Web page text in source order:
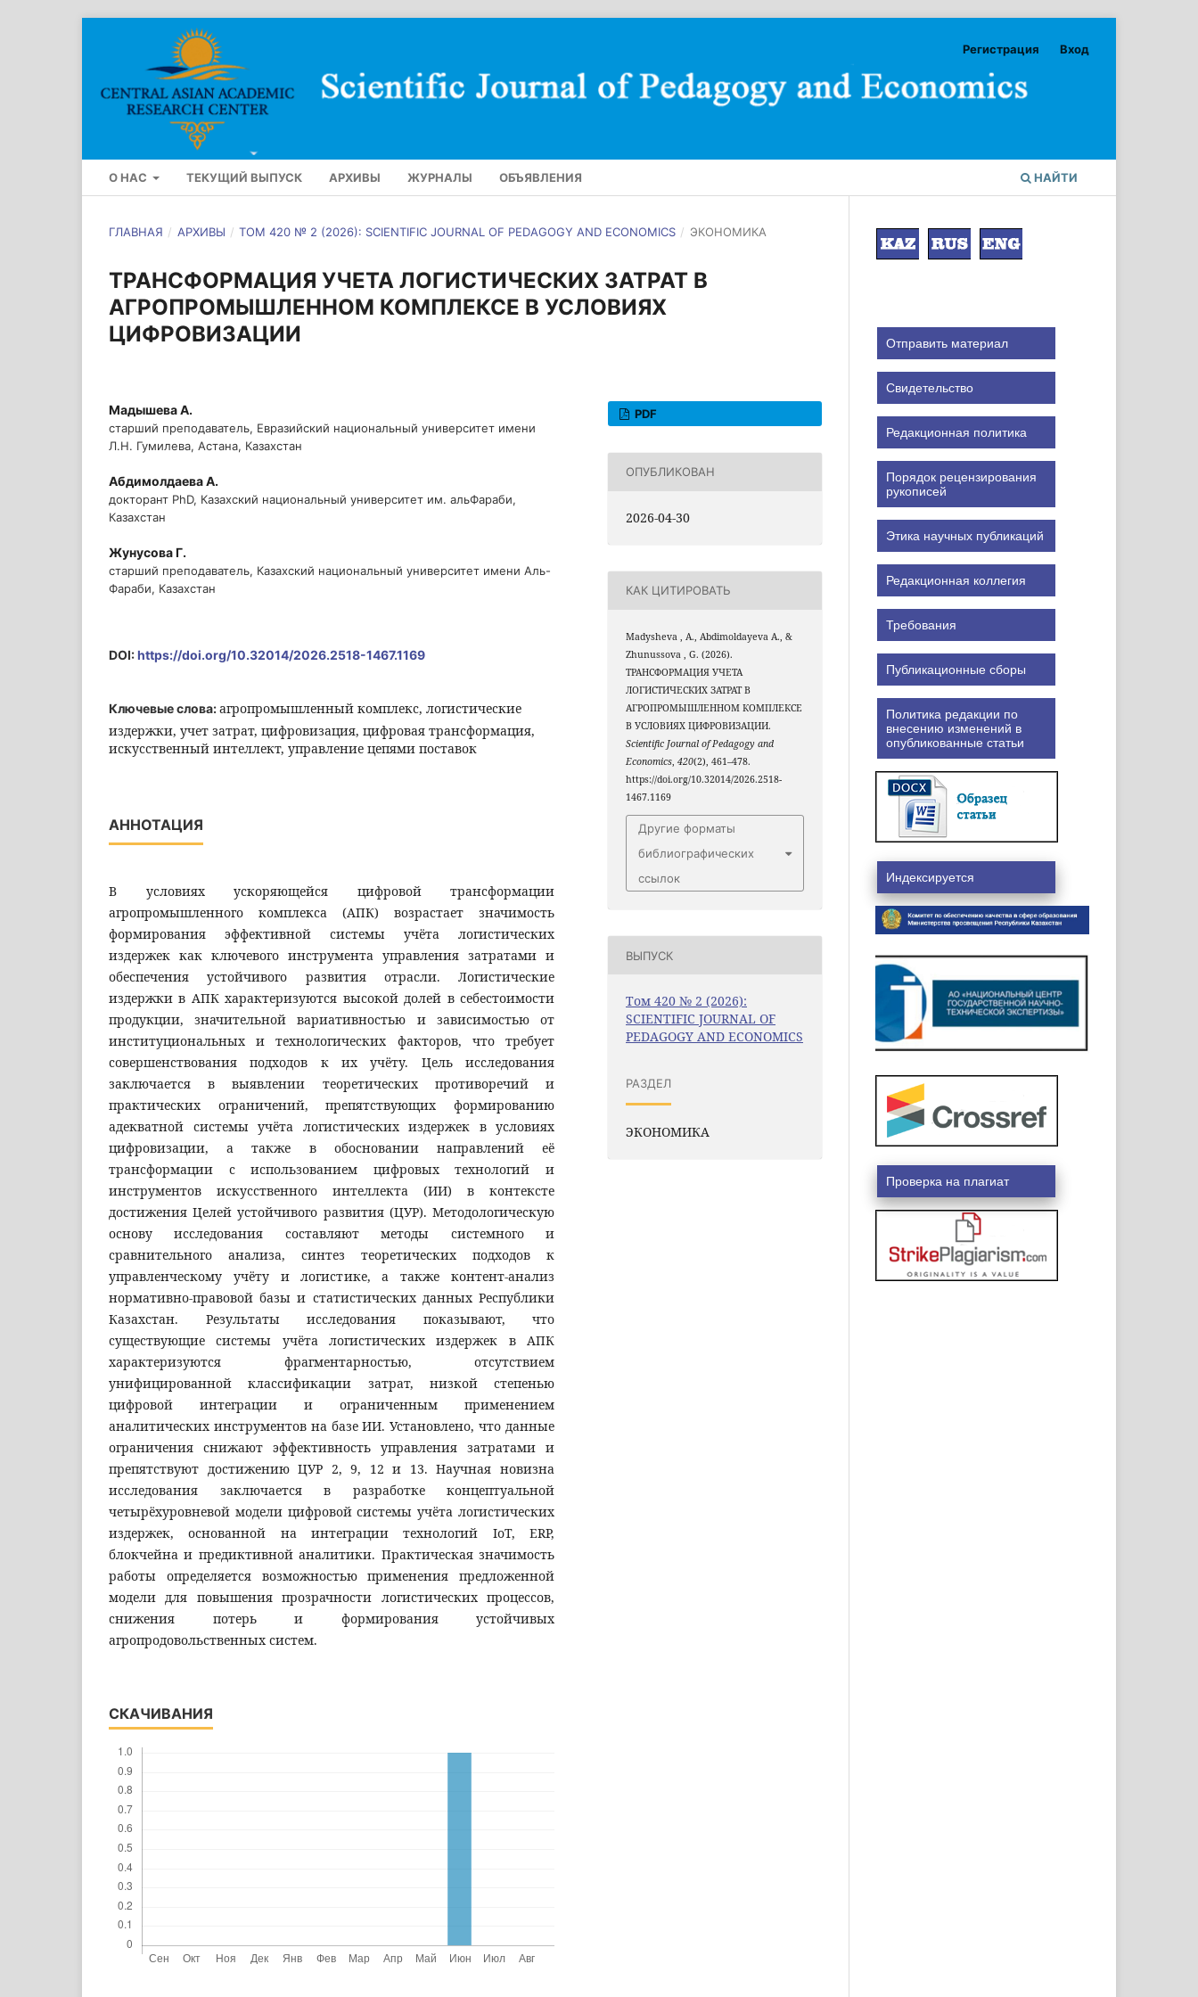
О НАС ТЕКУЩИЙ ВЫПУСК АРХИВЫ ЖУРНАЛЫ ОБЪЯВЛЕНИЯ НАЙТИ
Регистрация Вход
ГЛАВНАЯ / АРХИВЫ / ТОМ 420 № 2 (2026): SCIENTIFIC JOURNAL OF PEDAGOGY AND ECONOMICS / ЭКОНОМИКА
ТРАНСФОРМАЦИЯ УЧЕТА ЛОГИСТИЧЕСКИХ ЗАТРАТ В
АГРОПРОМЫШЛЕННОМ КОМПЛЕКСЕ В УСЛОВИЯХ
ЦИФРОВИЗАЦИИ
Мадышева А.
старший преподаватель, Евразийский национальный университет имени
Л.Н. Гумилева, Астана, Казахстан
Абдимолдаева А.
докторант PhD, Казахский национальный университет им. альФараби,
Казахстан
Жунусова Г.
старший преподаватель, Казахский национальный университет имени Аль-
Фараби, Казахстан
DOI:https://doi.org/10.32014/2026.2518-1467.1169
Ключевые слова:агропромышленный комплекс, логистические
издержки, учет затрат, цифровизация, цифровая трансформация,
искусственный интеллект, управление цепями поставок
АННОТАЦИЯ
В условиях ускоряющейся цифровой трансформации
агропромышленного комплекса (АПК) возрастает значимость
формирования эффективной системы учёта логистических
издержек как ключевого инструмента управления затратами и
обеспечения устойчивого развития отрасли. Логистические
издержки в АПК характеризуются высокой долей в себестоимости
продукции, значительной вариативностью и зависимостью от
институциональных и технологических факторов, что требует
совершенствования подходов к их учёту. Цель исследования
заключается в выявлении теоретических противоречий и
практических ограничений, препятствующих формированию
адекватной системы учёта логистических издержек в условиях
цифровизации, а также в обосновании направлений её
трансформации с использованием цифровых технологий и
инструментов искусственного интеллекта (ИИ) в контексте
достижения Целей устойчивого развития (ЦУР). Методологическую
основу исследования составляют методы системного и
сравнительного анализа, синтез теоретических подходов к
управленческому учёту и логистике, а также контент-анализ
нормативно-правовой базы и статистических данных Республики
Казахстан. Результаты исследования показывают, что
существующие системы учёта логистических издержек в АПК
характеризуются фрагментарностью, отсутствием
унифицированной классификации затрат, низкой степенью
цифровой интеграции и ограниченным применением
аналитических инструментов на базе ИИ. Установлено, что данные
ограничения снижают эффективность управления затратами и
препятствуют достижению ЦУР 2, 9, 12 и 13. Научная новизна
исследования заключается в разработке концептуальной
четырёхуровневой модели цифровой системы учёта логистических
издержек, основанной на интеграции технологий IoT, ERP,
блокчейна и предиктивной аналитики. Практическая значимость
работы определяется возможностью применения предложенной
модели для повышения прозрачности логистических процессов,
снижения потерь и формирования устойчивых
агропродовольственных систем.
СКАЧИВАНИЯ
PDF
ОПУБЛИКОВАН
2026-04-30
КАК ЦИТИРОВАТЬ
Madysheva , A., Abdimoldayeva А., &
Zhunussova , G. (2026).
ТРАНСФОРМАЦИЯ УЧЕТА
ЛОГИСТИЧЕСКИХ ЗАТРАТ В
АГРОПРОМЫШЛЕННОМ КОМПЛЕКСЕ
В УСЛОВИЯХ ЦИФРОВИЗАЦИИ.
Scientific Journal of Pedagogy and
Economics,420(2), 461–478.
https://doi.org/10.32014/2026.2518-
1467.1169
Другие форматы
библиографических
ссылок
ВЫПУСК
Том 420 № 2 (2026):
SCIENTIFIC JOURNAL OF
PEDAGOGY AND ECONOMICS
РАЗДЕЛ
ЭКОНОМИКА
Отправить материал
Свидетельство
Редакционная политика
Порядок рецензирования
рукописей
Этика научных публикаций
Редакционная коллегия
Требования
Публикационные сборы
Политика редакции по
внесению изменений в
опубликованные статьи
Индексируется
Проверка на плагиат